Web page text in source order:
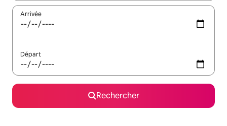
Arrivée
Départ
Rechercher